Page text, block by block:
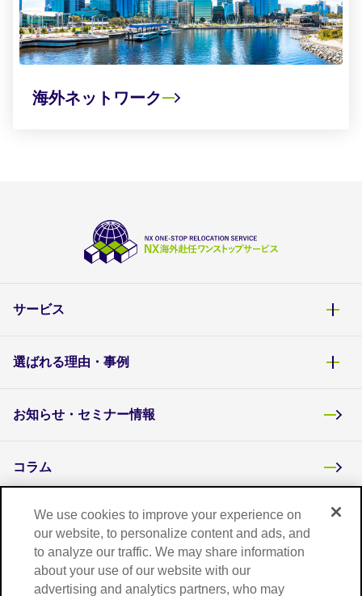
海外ネットワーク
サービス
選ばれる理由・事例
お知らせ・セミナー情報
コラム
よくあるご質問
お問い合わせ
We use cookies to improve your experience on
our website, to personalize content and ads, and
to analyze our traffic. We may share information
about your use of our website with our
advertising and analytics partners, who may